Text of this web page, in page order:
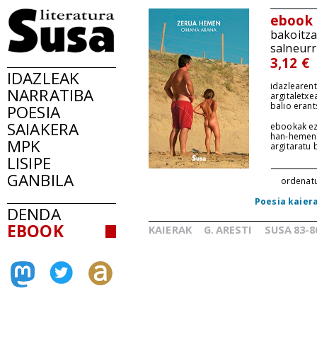
IDAZLEAK
NARRATIBA
POESIA
SAIAKERA
MPK
LISIPE
GANBILA
DENDA
EBOOK
ebook
3,12 €
balio
ebookak
han-
argitaratu
Poesia
KAIERAK G. ARESTI SUSA 83-